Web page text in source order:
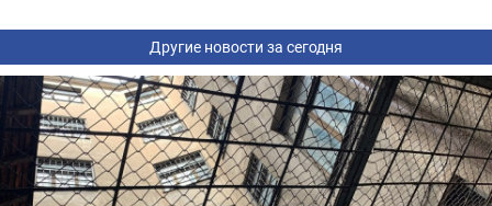
Другие новости за сегодня